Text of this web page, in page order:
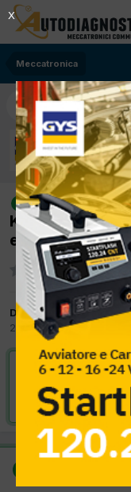
Meccatronica
risolto
K9K F7 74Kw
elttriche e l'auto
Da elettronic
20 Marzo 2014in
Risolta
X